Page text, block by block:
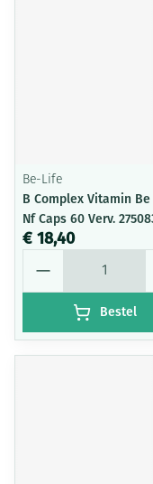
Be-Life
B Complex Vitamin
Nf Caps 60 Verv.
€ 18,40
Bestel